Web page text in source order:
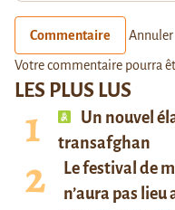
LES PLUS LUS
Un nouvel
transafghan
Le festival de
n’aura pas
Commentaire Annuler
Votre commentaire pourra